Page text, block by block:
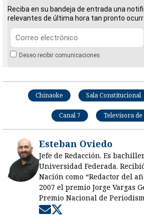
Reciba en su bandeja de entrada una
relevantes de última hora tan pronto
Deseo recibir comunicaciones
Chinaoke Sala Constitucional
Canal 7 Televisora de
Esteban Oviedo
Jefe de Redacción. Es
Universidad Federada.
Nación como “Redactor del
2007 el premio Jorge Vargas
Premio Nacional de
Opens in new window